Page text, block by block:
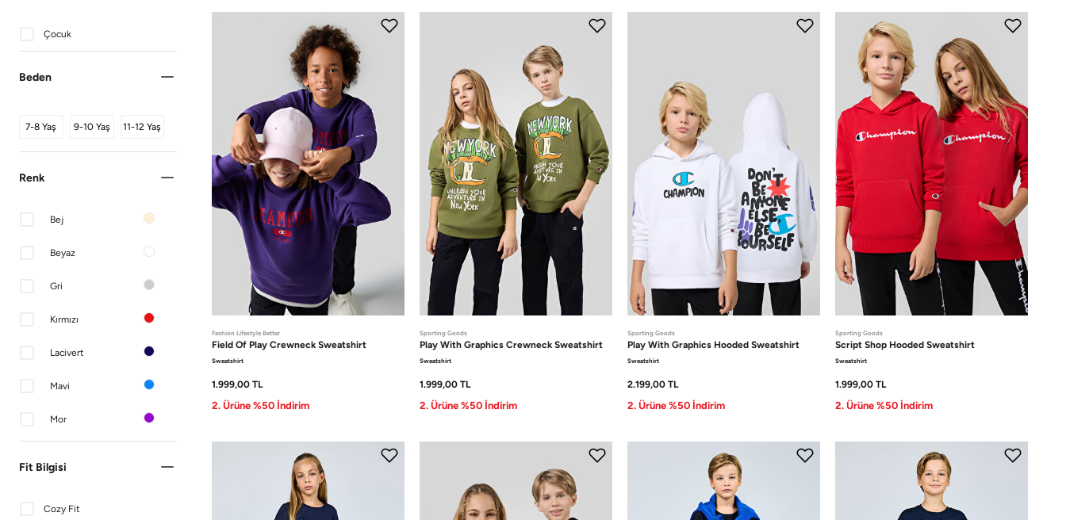
Çocuk
Beden
7-8 Yaş 9-10 Yaş 11-12 Yaş
Renk
Bej
Beyaz
Gri
Kırmızı
Lacivert
Mavi
Mor
Fit Bilgisi
Cozy Fit
Fashion Lifestyle Better
Field Of Play Crewneck Sweatshirt
Sweatshirt
1.999,00 TL
2. Ürüne %50 İndirim
Sporting Goods
Play With Graphics Crewneck Sweatshirt
Sweatshirt
1.999,00 TL
2. Ürüne %50 İndirim
Sporting Goods
Play With Graphics Hooded Sweatshirt
Sweatshirt
2.199,00 TL
2. Ürüne %50 İndirim
Sporting Goods
Script Shop Hooded Sweatshirt
Sweatshirt
1.999,00 TL
2. Ürüne %50 İndirim